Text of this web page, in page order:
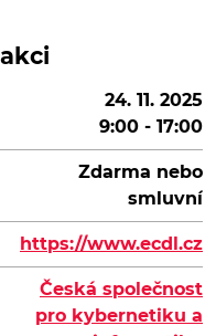
24. 11. 2025
9:00 - 17:00
Zdarma nebo
smluvní
https://www.ecdl.cz
Česká společnost
pro kybernetiku a